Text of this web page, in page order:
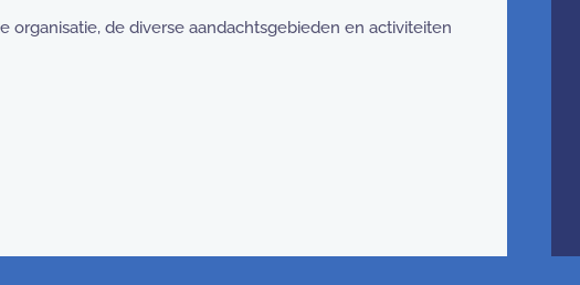
organisatie, de diverse aandachtsgebieden en activiteiten